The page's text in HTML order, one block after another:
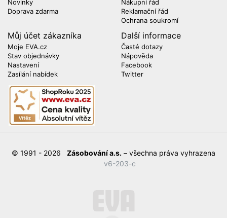
Novinky
Doprava zdarma
Nákupní řád
Reklamační řád
Ochrana soukromí
Můj účet zákazníka
Moje EVA.cz
Stav objednávky
Nastavení
Zasílání nabídek
Další informace
Časté dotazy
Nápověda
Facebook
Twitter
© 1991 - 2026 Zásobování a.s. – všechna práva vyhrazena
v6-203-c